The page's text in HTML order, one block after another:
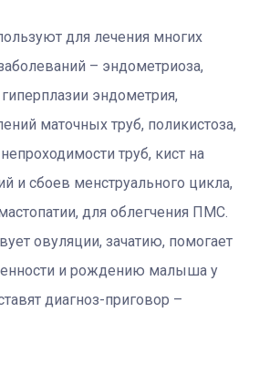
для лечения многих
– эндометриоза,
эндометрия,
маточных труб, поликистоза,
труб, кист на
и сбоев менструального цикла,
для облегчения ПМС.
овуляции, зачатию, помогает
и рождению малыша у
диагноз-приговор –